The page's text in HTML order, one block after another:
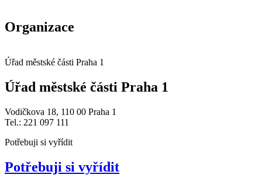
Organizace
Úřad městské části Praha 1
Úřad městské části Praha 1
Vodičkova 18, 110 00 Praha 1
Tel.: 221 097 111
Potřebuji si vyřídit
Potřebuji si vyřídit